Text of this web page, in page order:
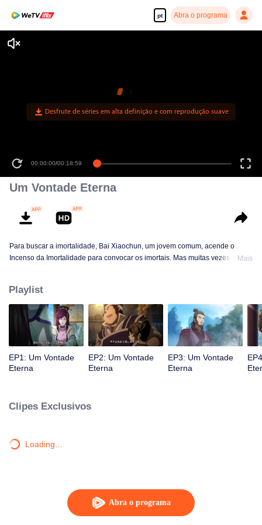
pt Abra o programa
Abra o programa
Desfrute de séries em alta definição e com reprodução suave
00:00:00/00:18:59
Um Vontade Eterna
Para buscar a imortalidade, Bai Xiaochun, um jovem comum, acende o
Incenso da Imortalidade para convocar os imortais. Mas muitas vezes ele é
tramas divertidas. Venha assistir para encher seu verão de alegria.
Mais
Playlist
EP1: Um Vontade
Eterna
EP2: Um Vontade
Eterna
EP3: Um Vontade
Eterna
Clipes Exclusivos
Loading…